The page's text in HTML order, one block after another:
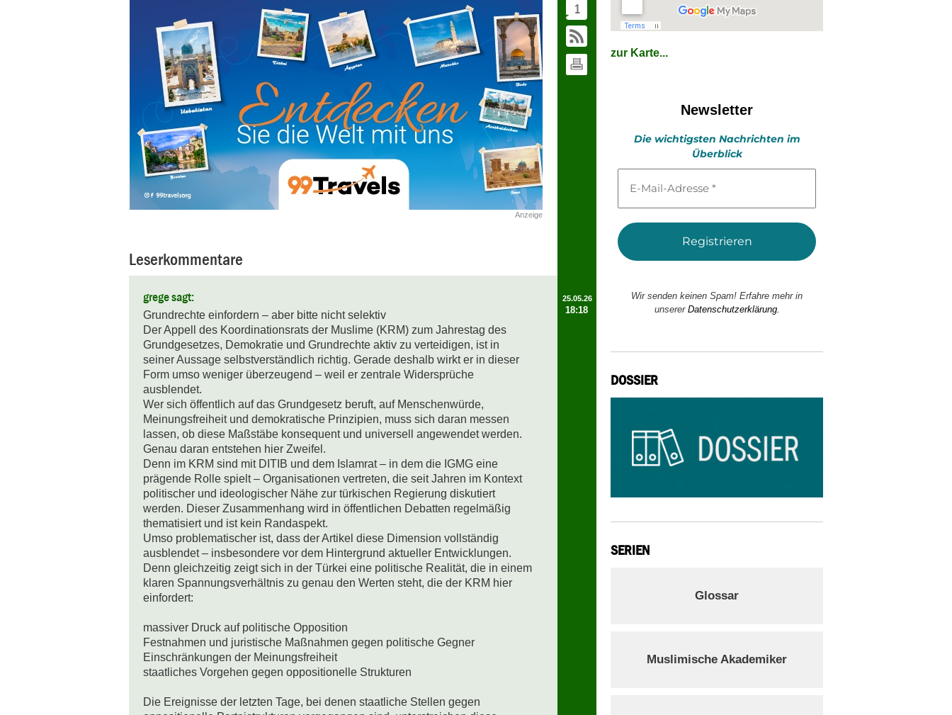
1
Anzeige
Leserkommentare
grege sagt:
Grundrechte einfordern – aber bitte nicht selektiv
Der Appell des Koordinationsrats der Muslime (KRM) zum Jahrestag des
Grundgesetzes, Demokratie und Grundrechte aktiv zu verteidigen, ist in
seiner Aussage selbstverständlich richtig. Gerade deshalb wirkt er in dieser
Form umso weniger überzeugend – weil er zentrale Widersprüche
ausblendet.
Wer sich öffentlich auf das Grundgesetz beruft, auf Menschenwürde,
Meinungsfreiheit und demokratische Prinzipien, muss sich daran messen
lassen, ob diese Maßstäbe konsequent und universell angewendet werden.
Genau daran entstehen hier Zweifel.
Denn im KRM sind mit DITIB und dem Islamrat – in dem die IGMG eine
prägende Rolle spielt – Organisationen vertreten, die seit Jahren im Kontext
politischer und ideologischer Nähe zur türkischen Regierung diskutiert
werden. Dieser Zusammenhang wird in öffentlichen Debatten regelmäßig
thematisiert und ist kein Randaspekt.
Umso problematischer ist, dass der Artikel diese Dimension vollständig
ausblendet – insbesondere vor dem Hintergrund aktueller Entwicklungen.
Denn gleichzeitig zeigt sich in der Türkei eine politische Realität, die in einem
klaren Spannungsverhältnis zu genau den Werten steht, die der KRM hier
einfordert:
massiver Druck auf politische Opposition
Festnahmen und juristische Maßnahmen gegen politische Gegner
Einschränkungen der Meinungsfreiheit
staatliches Vorgehen gegen oppositionelle Strukturen
Die Ereignisse der letzten Tage, bei denen staatliche Stellen gegen
25.05.26
18:18
zur Karte...
Newsletter
Die wichtigsten Nachrichten im
Überblick
Mail-
*
Wir senden keinen Spam! Erfahre mehr in
unserer Datenschutzerklärung.
DOSSIER
SERIEN
Glossar
Muslimische Akademiker